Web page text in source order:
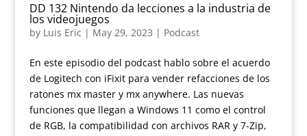
DD 132 Nintendo da lecciones a la industria de
los videojuegos
by Luis Eric | May 29, 2023 | Podcast
En este episodio del podcast hablo sobre el acuerdo
de Logitech con iFixit para vender refacciones de los
ratones mx master y mx anywhere. Las nuevas
funciones que llegan a Windows 11 como el control
de RGB, la compatibilidad con archivos RAR y 7-Zip,